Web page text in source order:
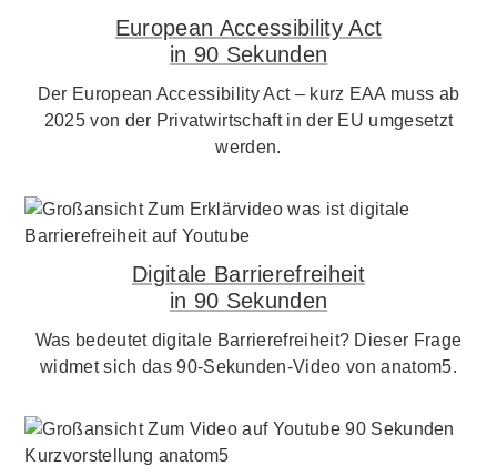
European Accessibility Act
in 90 Sekunden
Der European Accessibility Act – kurz EAA muss ab
2025 von der Privatwirtschaft in der EU umgesetzt
werden.
Digitale Barrierefreiheit
in 90 Sekunden
Was bedeutet digitale Barrierefreiheit? Dieser Frage
widmet sich das 90-Sekunden-Video von anatom5.